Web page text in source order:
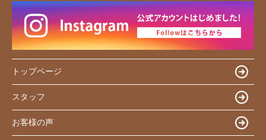
トップページ
スタッフ
お客様の声